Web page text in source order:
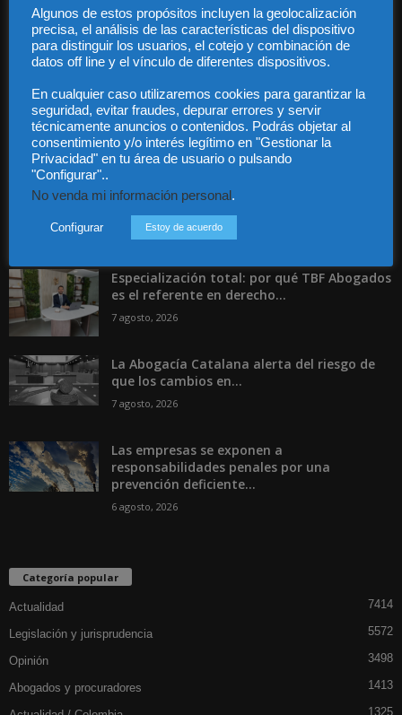
Legal
Privacidad
Contacto
Guía Colaboradores
Contáctanos:info@diariojuridico.com
Incluso más noticias
Especialización total: por qué TBF Abogados
es el referente en derecho...
7 agosto, 2026
La Abogacía Catalana alerta del riesgo de
que los cambios en...
7 agosto, 2026
Las empresas se exponen a
responsabilidades penales por una
prevención deficiente...
6 agosto, 2026
Categoría popular
Actualidad 7414
Legislación y jurisprudencia 5572
Opinión 3498
Abogados y procuradores 1413
1325
Algunos de estos propósitos incluyen la geolocalización
precisa, el análisis de las características del dispositivo
para distinguir los usuarios, el cotejo y combinación de
datos off line y el vínculo de diferentes dispositivos.
En cualquier caso utilizaremos cookies para garantizar la
seguridad, evitar fraudes, depurar errores y servir
técnicamente anuncios o contenidos. Podrás objetar al
consentimiento y/o interés legítimo en "Gestionar la
Privacidad" en tu área de usuario o pulsando
"Configurar"..
No venda mi información personal.
Configurar Estoy de acuerdo